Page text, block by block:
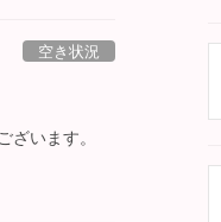
空き状況
います。